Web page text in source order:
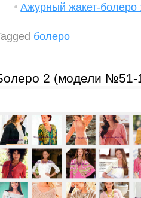
Ажурный жакет-болеро
болеро
2 (модели №51-